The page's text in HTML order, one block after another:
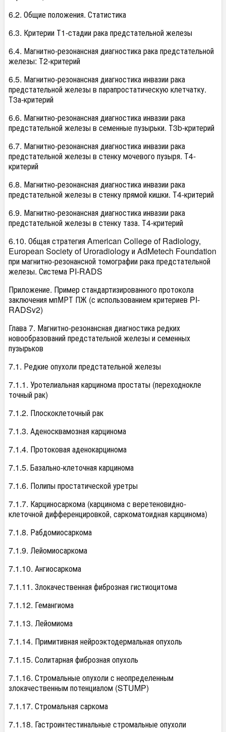
6.2. Общие положения. Статистика
6.3. Критерии Т1-стадии рака предстательной железы
6.4. Магнитно-резонансная диагностика рака предстательной
железы: Т2-критерий
6.5. Магнитно-резонансная диагностика инвазии рака
предстательной железы в парапростатическую клетчатку.
Т3а-критерий
6.6. Магнитно-резонансная диагностика инвазии рака
предстательной железы в семенные пузырьки. Т3b-критерий
6.7. Магнитно-резонансная диагностика инвазии рака
предстательной железы в стенку мочевого пузыря. Т4-
критерий
6.8. Магнитно-резонансная диагностика инвазии рака
предстательной железы в стенку прямой кишки. Т4-критерий
6.9. Магнитно-резонансная диагностика инвазии рака
предстательной железы в стенку таза. Т4-критерий
6.10. Общая стратегия American College of Radiology,
European Society of Uroradiology и AdMetech Foundation
при магнитно-резонансной томографии рака предстательной
железы. Система PI-RADS
Приложение. Пример стандартизированного протокола
заключения мпМРТ ПЖ (с использованием критериев PI-
RADSv2)
Глава 7. Магнитно-резонансная диагностика редких
новообразований предстательной железы и семенных
пузырьков
7.1. Редкие опухоли предстательной железы
7.1.1. Уротелиальная карцинома простаты (переходнокле
точный рак)
7.1.2. Плоскоклеточный рак
7.1.3. Аденосквамозная карцинома
7.1.4. Протоковая аденокарцинома
7.1.5. Базально-клеточная карцинома
7.1.6. Полипы простатической уретры
7.1.7. Карциносаркома (карцинома с веретеновидно-
клеточной дифференцировкой, саркоматоидная карцинома)
7.1.8. Рабдомиосаркома
7.1.9. Лейомиосаркома
7.1.10. Ангиосаркома
7.1.11. Злокачественная фиброзная гистиоцитома
7.1.12. Гемангиома
7.1.13. Лейомиома
7.1.14. Примитивная нейроэктодермальная опухоль
7.1.15. Солитарная фиброзная опухоль
7.1.16. Стромальные опухоли с неопределенным
злокачественным потенциалом (STUMP)
7.1.17. Стромальная саркома
7.1.18. Гастроинтестинальные стромальные опухоли